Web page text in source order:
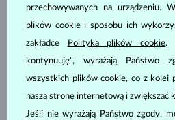
przechowywanych na urządzeniu.
plików cookie i sposobu ich
zakładce
Polityka plików cookie.
kontynuuję", wyrażają Państwo
wszystkich plików cookie, co z kolei
naszą stronę internetową i zwiększać
Jeśli nie wyrażają Państwo zgody,